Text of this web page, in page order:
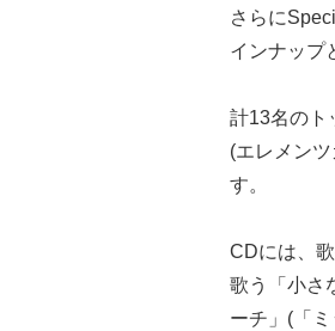
さらに
インナップ
計13名のト
(エレメン
す。
CDには、
歌う「小さ
ーチ」(「